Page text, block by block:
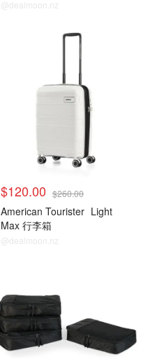
@dealmoon.nz
$120.00 $260.00
American Tourister Light
Max 行李箱
@dealmoon.nz